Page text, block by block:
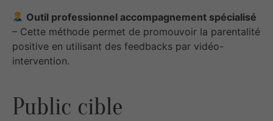
Outil professionnel accompagnement spécialisé
– Cette méthode permet de promouvoir la parentalité
positive en utilisant des feedbacks par vidéo-
intervention.
Public cible